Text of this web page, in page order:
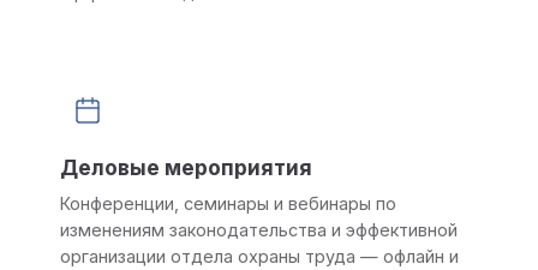
Деловые мероприятия
Конференции, семинары и вебинары по
изменениям законодательства и эффективной
организации отдела охраны труда — офлайн и